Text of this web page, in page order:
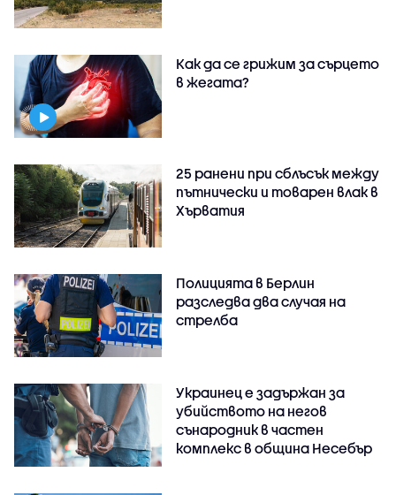
Как да се грижим за сърцето
в жегата?
25 ранени при сблъсък между
пътнически и товарен влак в
Хърватия
Полицията в Берлин
разследва два случая на
стрелба
Украинец е задържан за
убийството на негов
сънародник в частен
комплекс в община Несебър